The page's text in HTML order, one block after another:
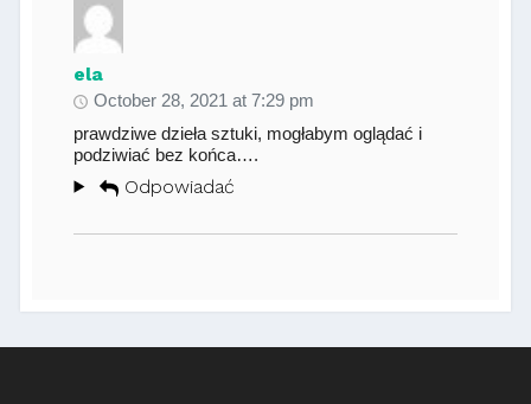
ela
October 28, 2021 at 7:29 pm
prawdziwe dzieła sztuki, mogłabym oglądać i
podziwiać bez końca….
Odpowiadać